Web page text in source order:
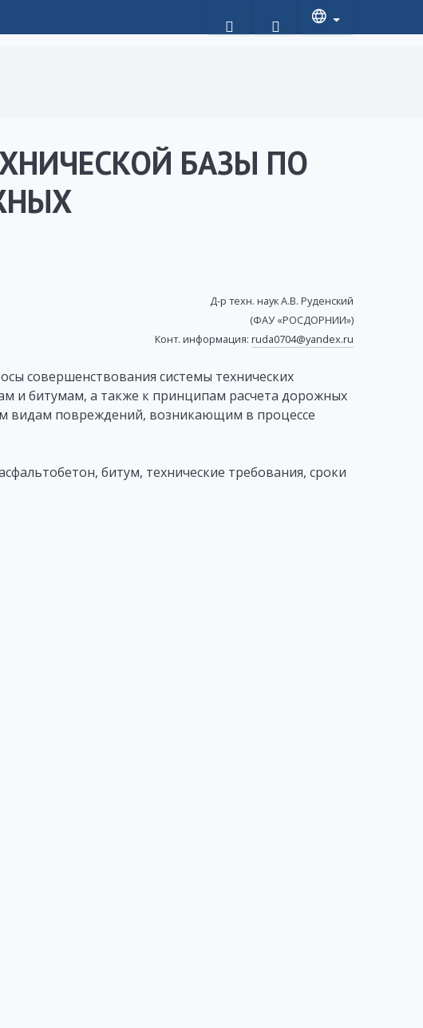
БАЗЫ ПО
Д-р техн. наук А.В. Руденский
(ФАУ «РОСДОРНИИ»)
Конт. информация: ruda0704@yandex.ru
совершенствования системы технических
и битумам, а также к принципам расчета дорожных
видам повреждений, возникающим в процессе
битум, технические требования, сроки